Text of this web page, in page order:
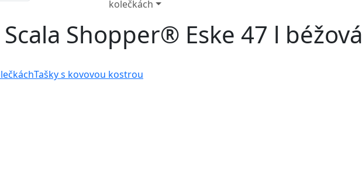
kolečkách
Shopper® Eske 47 l béžová
Tašky s kovovou kostrou